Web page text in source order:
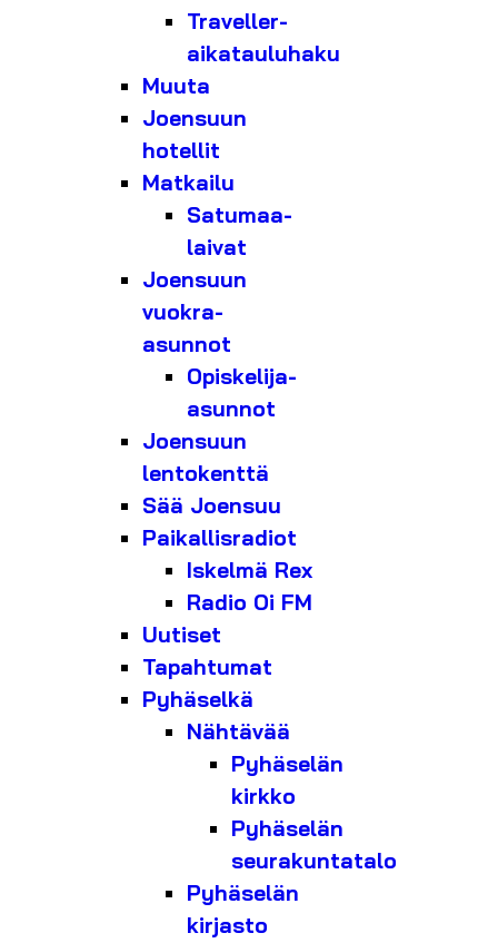
Traveller-
aikatauluhaku
Muuta
Joensuun
hotellit
Matkailu
Satumaa-
laivat
Joensuun
vuokra-
asunnot
Opiskelija-
asunnot
Joensuun
lentokenttä
Sää Joensuu
Paikallisradiot
Iskelmä Rex
Radio Oi FM
Uutiset
Tapahtumat
Pyhäselkä
Nähtävää
Pyhäselän
kirkko
Pyhäselän
seurakuntatalo
Pyhäselän
kirjasto